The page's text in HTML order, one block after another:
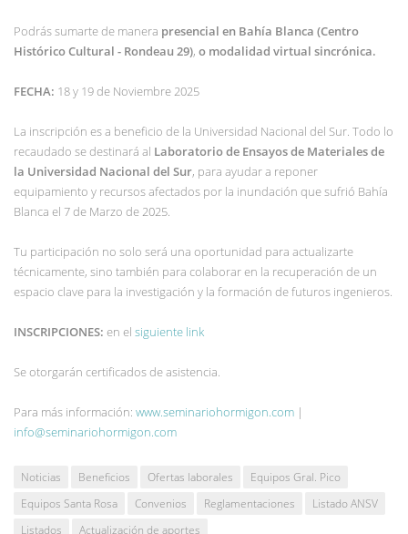
Podrás sumarte de manera presencial en Bahía Blanca (Centro
Histórico Cultural - Rondeau 29), o modalidad virtual sincrónica.
FECHA: 18 y 19 de Noviembre 2025
La inscripción es a beneficio de la Universidad Nacional del Sur. Todo lo
recaudado se destinará al Laboratorio de Ensayos de Materiales de
la Universidad Nacional del Sur, para ayudar a reponer
equipamiento y recursos afectados por la inundación que sufrió Bahía
Blanca el 7 de Marzo de 2025.
Tu participación no solo será una oportunidad para actualizarte
técnicamente, sino también para colaborar en la recuperación de un
espacio clave para la investigación y la formación de futuros ingenieros.
INSCRIPCIONES: en el siguiente link
Se otorgarán certificados de asistencia.
Para más información: www.seminariohormigon.com |
info@seminariohormigon.com
Noticias Beneficios Ofertas laborales
Equipos Gral. Pico
Equipos Santa Rosa
Convenios Reglamentaciones
Listado ANSV
Listados
Actualización de aportes